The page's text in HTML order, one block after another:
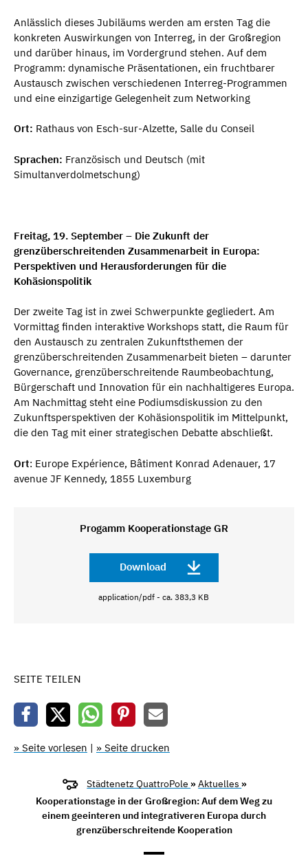
Anlässlich dieses Jubiläums werden am ersten Tag die
konkreten Auswirkungen von Interreg, in der Großregion
und darüber hinaus, im Vordergrund stehen. Auf dem
Programm: dynamische Präsentationen, ein fruchtbarer
Austausch zwischen verschiedenen Interreg-Programmen
und eine einzigartige Gelegenheit zum Networking
Ort: Rathaus von Esch-sur-Alzette, Salle du Conseil
Sprachen: Französisch und Deutsch (mit
Simultanverdolmetschung)
Freitag, 19. September – Die Zukunft der
grenzüberschreitenden Zusammenarbeit in Europa:
Perspektiven und Herausforderungen für die
Kohäsionspolitik
Der zweite Tag ist in zwei Schwerpunkte gegliedert. Am
Vormittag finden interaktive Workshops statt, die Raum für
den Austausch zu zentralen Zukunftsthemen der
grenzüberschreitenden Zusammenarbeit bieten – darunter
Governance, grenzüberschreitende Raumbeobachtung,
Bürgerschaft und Innovation für ein nachhaltigeres Europa.
Am Nachmittag steht eine Podiumsdiskussion zu den
Zukunftsperspektiven der Kohäsionspolitik im Mittelpunkt,
die den Tag mit einer strategischen Debatte abschließt.
Ort: Europe Expérience, Bâtiment Konrad Adenauer, 17
avenue JF Kennedy, 1855 Luxemburg
Progamm Kooperationstage GR
Download
application/pdf - ca. 383,3 KB
SEITE TEILEN
» Seite vorlesen | » Seite drucken
Städtenetz QuattroPole »Aktuelles »
Kooperationstage in der Großregion: Auf dem Weg zu
einem geeinteren und integrativeren Europa durch
grenzüberschreitende Kooperation